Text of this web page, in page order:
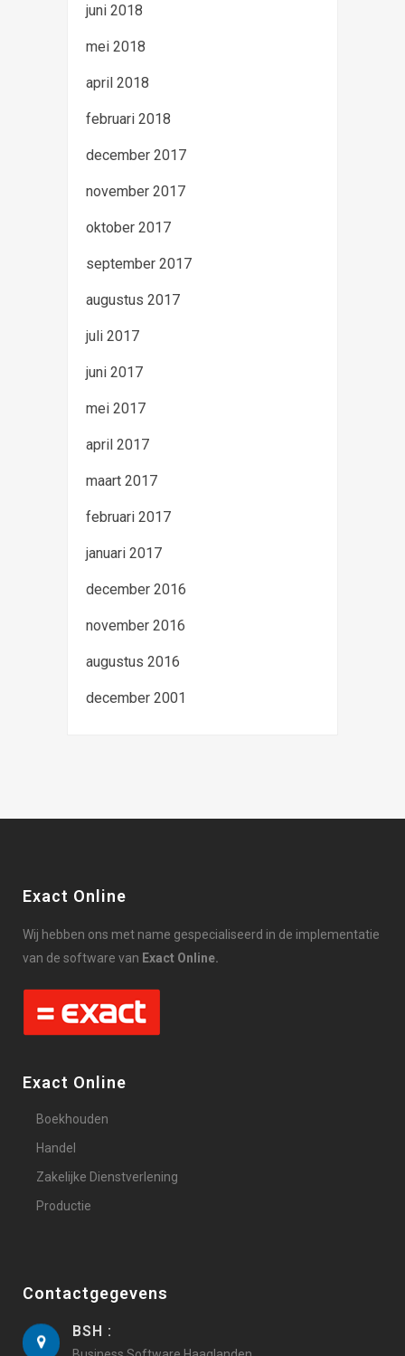
juni 2018
mei 2018
april 2018
februari 2018
december 2017
november 2017
oktober 2017
september 2017
augustus 2017
juli 2017
juni 2017
mei 2017
april 2017
maart 2017
februari 2017
januari 2017
december 2016
november 2016
augustus 2016
december 2001
Exact Online
Wij hebben ons met name gespecialiseerd in de implementatie
van de software van Exact Online.
Exact Online
Boekhouden
Handel
Zakelijke Dienstverlening
Productie
Contactgegevens
BSH :